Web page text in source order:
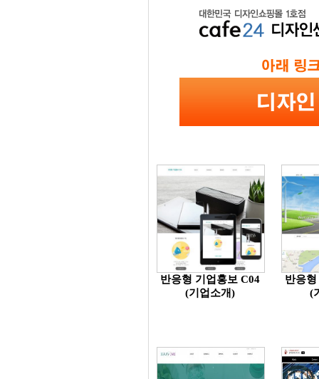
반응형 기업홍보 C04
(기업소개)
반응
(